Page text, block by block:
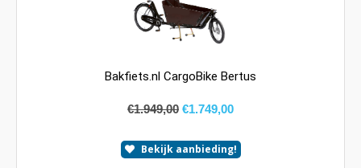
Bakfiets.nl CargoBike Bertus
€1.949,00 €1.749,00
Bekijk aanbieding!